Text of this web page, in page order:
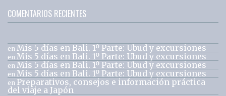
COMENTARIOS RECIENTES
en Mis 5 días en Bali. 1º Parte: Ubud y excursiones
en Mis 5 días en Bali. 1º Parte: Ubud y excursiones
en Mis 5 días en Bali. 1º Parte: Ubud y excursiones
en Mis 5 días en Bali. 1º Parte: Ubud y excursiones
en Preparativos, consejos e información práctica
del viaje a Japón